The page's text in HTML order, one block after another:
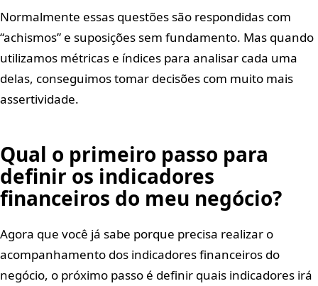
Normalmente essas questões são respondidas com
“achismos” e suposições sem fundamento. Mas quando
utilizamos métricas e índices para analisar cada uma
delas, conseguimos tomar decisões com muito mais
assertividade.
Qual o primeiro passo para
definir os indicadores
financeiros do meu negócio?
Agora que você já sabe porque precisa realizar o
acompanhamento dos indicadores financeiros do
negócio, o próximo passo é definir quais indicadores irá